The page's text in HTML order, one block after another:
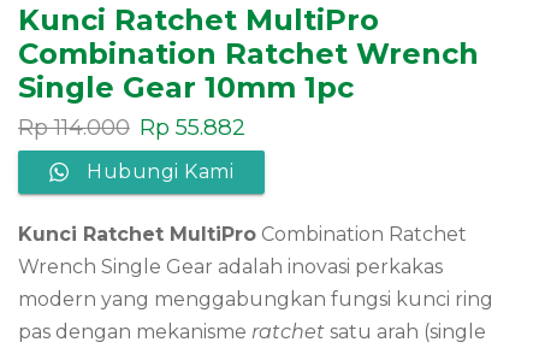
Kunci Ratchet MultiPro
Combination Ratchet Wrench
Single Gear 10mm 1pc
Rp114.000 Rp 55.882
Hubungi Kami
Kunci Ratchet MultiPro Combination Ratchet
Wrench Single Gear adalah inovasi perkakas
modern yang menggabungkan fungsi kunci ring
pas dengan mekanisme ratchet satu arah (single